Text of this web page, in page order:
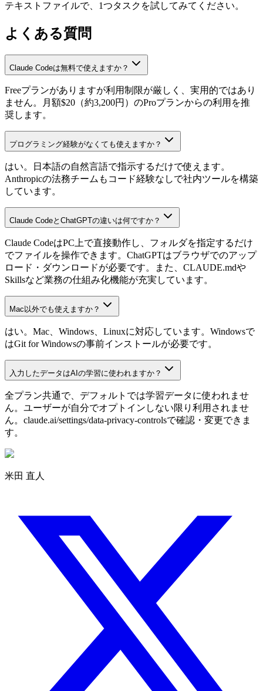
テキストファイルで、1つタスクを試してみてください。
よくある質問
Claude Codeは無料で使えますか？
Freeプランがありますが利用制限が厳しく、実用的ではあり
ません。月額$20（約3,200円）のProプランからの利用を推
奨します。
プログラミング経験がなくても使えますか？
はい。日本語の自然言語で指示するだけで使えます。
Anthropicの法務チームもコード経験なしで社内ツールを構築
しています。
Claude CodeとChatGPTの違いは何ですか？
Claude CodeはPC上で直接動作し、フォルダを指定するだけ
でファイルを操作できます。ChatGPTはブラウザでのアップ
ロード・ダウンロードが必要です。また、CLAUDE.mdや
Skillsなど業務の仕組み化機能が充実しています。
Mac以外でも使えますか？
はい。Mac、Windows、Linuxに対応しています。Windowsで
はGit for Windowsの事前インストールが必要です。
入力したデータはAIの学習に使われますか？
全プラン共通で、デフォルトでは学習データに使われませ
ん。ユーザーが自分でオプトインしない限り利用されませ
ん。claude.ai/settings/data-privacy-controlsで確認・変更できま
す。
米田 直人